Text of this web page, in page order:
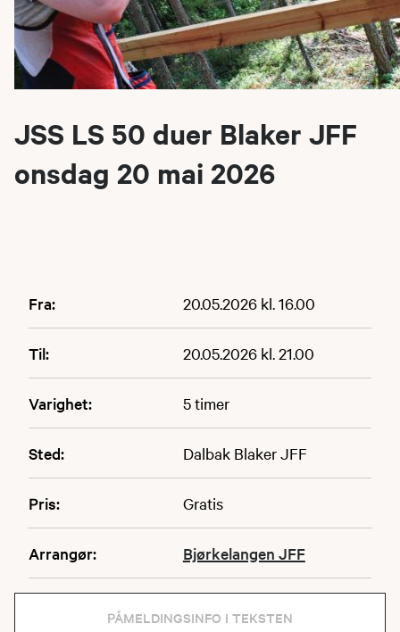
JSS LS 50 duer Blaker JFF
onsdag 20 mai 2026
Fra: 20.05.2026 kl. 16.00
Til: 20.05.2026 kl. 21.00
Varighet: 5 timer
Sted: Dalbak Blaker JFF
Pris: Gratis
Arrangør: Bjørkelangen JFF
PÅMELDINGSINFO I TEKSTEN